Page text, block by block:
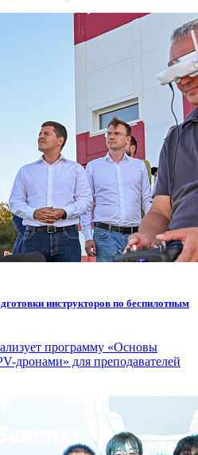
инструкторов по беспилотным
программу «Основы
дронами» для преподавателей